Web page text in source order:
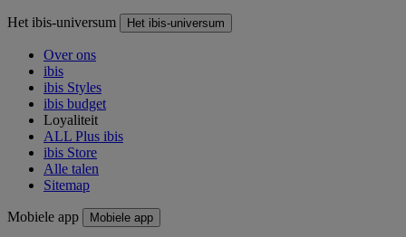
Het ibis-universum Het ibis-universum
Over ons
ibis
ibis Styles
ibis budget
Loyaliteit
ALL Plus ibis
ibis Store
Alle talen
Sitemap
Mobiele app Mobiele app